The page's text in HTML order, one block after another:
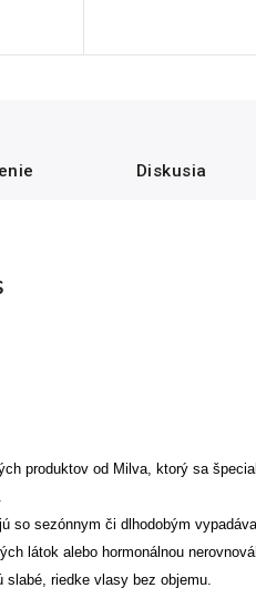
Diskusia
produktov od Milva, ktorý sa
so sezónnym či dlhodobým
látok alebo hormonálnou
riedke vlasy bez objemu.